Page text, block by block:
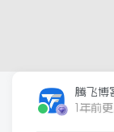
腾飞博
1年前